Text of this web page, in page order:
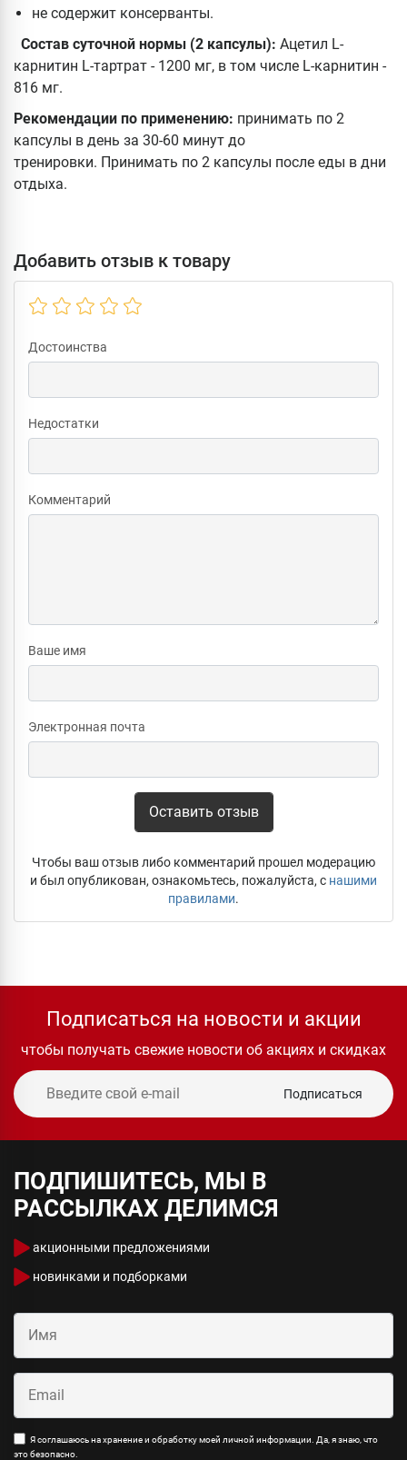
не содержит консерванты.
Состав суточной нормы (2 капсулы): Ацетил L-
карнитин L-тартрат - 1200 мг, в том числе L-карнитин -
816 мг.
Рекомендации по применению: принимать по 2
капсулы в день за 30-60 минут до
тренировки. Принимать по 2 капсулы после еды в дни
отдыха.
Добавить отзыв к товару
Достоинства
Недостатки
Комментарий
Ваше имя
Электронная почта
Оставить отзыв
Чтобы ваш отзыв либо комментарий прошел модерацию
и был опубликован, ознакомьтесь, пожалуйста, с нашими
правилами.
Подписаться на новости и акции
чтобы получать свежие новости об акциях и скидках
Подписаться
ПОДПИШИТЕСЬ, МЫ В
РАССЫЛКАХ ДЕЛИМСЯ
акционными предложениями
новинками и подборками
Я соглашаюсь на хранение и обработку моей личной информации. Да, я знаю, что
это безопасно.